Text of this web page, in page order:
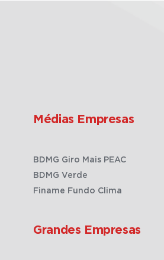
Médias Empresas
BDMG Giro Mais PEAC
BDMG Verde
Finame Fundo Clima
Grandes Empresas